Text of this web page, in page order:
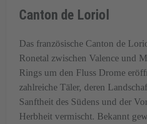
Canton de Loriol
Das französische Canton de
Ronetal zwischen Valence und
Rings um den Fluss Drome
zahlreiche Täler, deren
Sanftheit des Südens und der
Herbheit vermischt. Bekannt